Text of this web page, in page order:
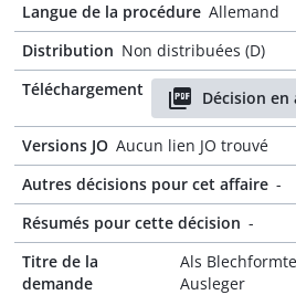
Langue de la procédure Allemand
Distribution Non distribuées (D)
Téléchargement
Décision en
Versions JO Aucun lien JO trouvé
Autres décisions pour cet affaire -
Résumés pour cette décision -
Titre de la
demande
Als
Ausleger